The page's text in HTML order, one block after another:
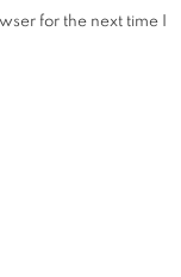
for the next time I